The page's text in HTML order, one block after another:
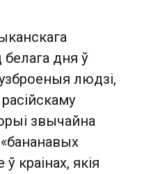
белага дня ў
людзі,
звычайна
краінах, якія